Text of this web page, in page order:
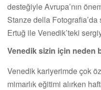
desteğiyle Avrupa’nın
Stanze della
Ertuğ ile Venedik’teki
Venedik sizin için neden
Venedik kariyerimde çok
mimarlık eğitimi alırken